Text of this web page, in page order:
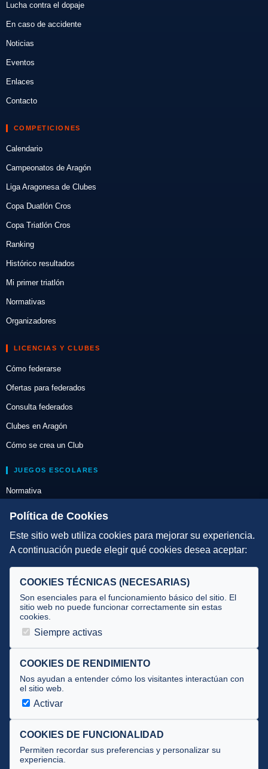
Lucha contra el dopaje
En caso de accidente
Noticias
Eventos
Enlaces
Contacto
COMPETICIONES
Calendario
Campeonatos de Aragón
Liga Aragonesa de Clubes
Copa Duatlón Cros
Copa Triatlón Cros
Ranking
Histórico resultados
Mi primer triatlón
Normativas
Organizadores
LICENCIAS Y CLUBES
Cómo federarse
Ofertas para federados
Consulta federados
Clubes en Aragón
Cómo se crea un Club
JUEGOS ESCOLARES
Normativa
Escuelas de Triatlón
DIRECCIÓN TÉCNICA
Selecciones
Tecnificación
JUECES Y OFICIALES
Documentos
Cursos
Circulares oficiales
Convocatorias y Equipaciones
Política de Cookies
Este sitio web utiliza cookies para mejorar su experiencia.
A continuación puede elegir qué cookies desea aceptar:
COOKIES TÉCNICAS (NECESARIAS)
Son esenciales para el funcionamiento básico del sitio. El
sitio web no puede funcionar correctamente sin estas
cookies.
Siempre activas
COOKIES DE RENDIMIENTO
Nos ayudan a entender cómo los visitantes interactúan con
el sitio web.
Activar
COOKIES DE FUNCIONALIDAD
Permiten recordar sus preferencias y personalizar su
experiencia.